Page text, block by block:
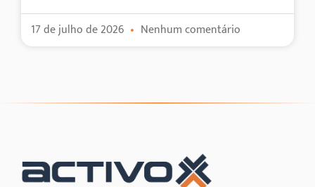
17 de julho de 2026 Nenhum comentário